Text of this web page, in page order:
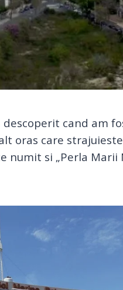
descoperit cand am
oras care
numit si „Perla Marii